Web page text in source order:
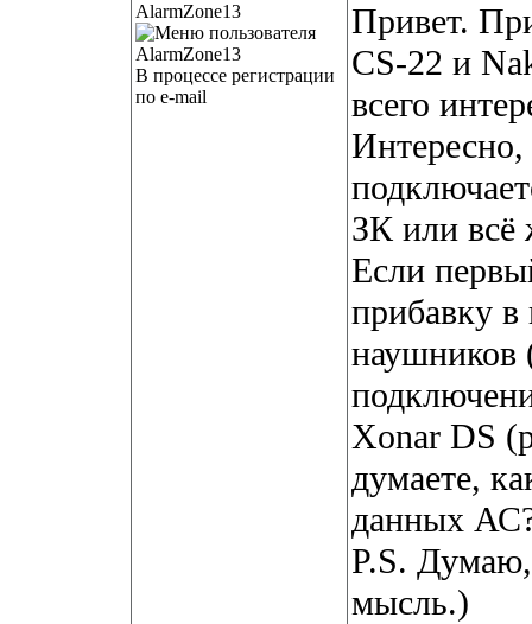
AlarmZone13
В процессе регистрации
по e-mail
Привет.
CS-22 и
всего
ЗК или всё
Если
прибавку в
наушников
Xonar DS
думаете,
данных
P.S.
мысль.)